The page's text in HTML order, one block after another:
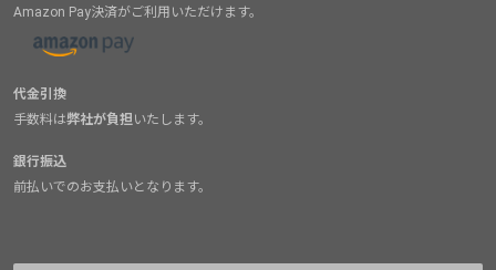
Amazon Pay決済がご利用いただけます。
代金引換
手数料は弊社が負担いたします。
銀行振込
前払いでのお支払いとなります。